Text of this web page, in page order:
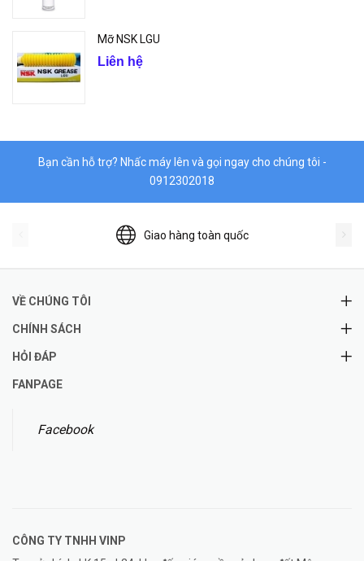
Mỡ NSK LGU
Liên hệ
Bạn cần hỗ trợ? Nhấc máy lên và gọi ngay cho chúng tôi -
0912302018
Giao hàng toàn quốc
VỀ CHÚNG TÔI
CHÍNH SÁCH
HỎI ĐÁP
FANPAGE
Facebook
CÔNG TY TNHH VINP